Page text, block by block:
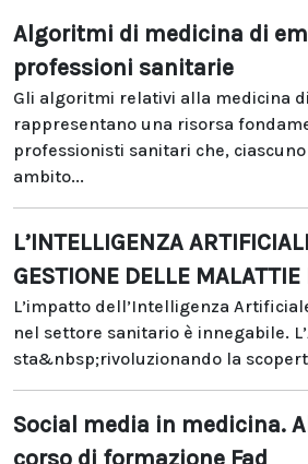
Algoritmi di medicina di
professioni sanitarie
Gli algoritmi relativi alla medicina
rappresentano una risorsa
professionisti sanitari che,
ambito...
L’INTELLIGENZA
GESTIONE DELLE MALATTIE
L’impatto dell’Intelligenza
nel settore sanitario è innegabile.
sta&nbsp;rivoluzionando la
Social media in medicina.
corso di formazione Fad